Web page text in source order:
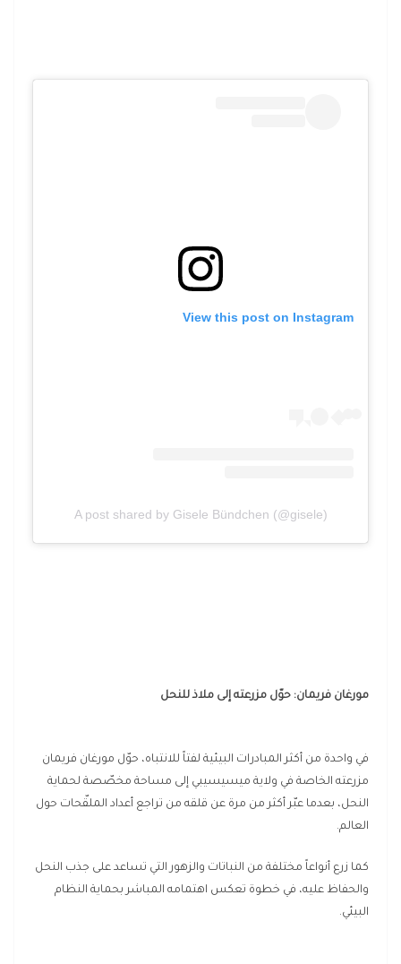
View this post on Instagram
A post shared by Gisele Bündchen (@gisele)
مورغان فريمان: حوّل مزرعته إلى ملاذ للنحل
في واحدة من أكثر المبادرات البيئية لفتاً للانتباه، حوّل مورغان فريمان
مزرعته الخاصة في ولاية ميسيسيبي إلى مساحة مخصّصة لحماية
النحل، بعدما عبّر أكثر من مرة عن قلقه من تراجع أعداد الملقّحات حول
العالم.
كما زرع أنواعاً مختلفة من النباتات والزهور التي تساعد على جذب النحل
والحفاظ عليه، في خطوة تعكس اهتمامه المباشر بحماية النظام
البيئي.